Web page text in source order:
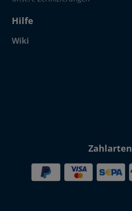
Hilfe
Wiki
Zahlarten